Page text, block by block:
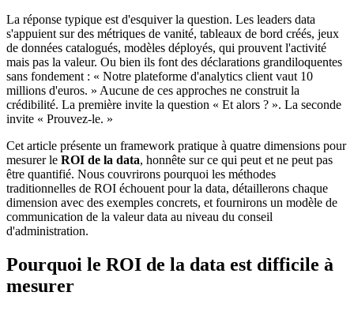
La réponse typique est d'esquiver la question. Les leaders data
s'appuient sur des métriques de vanité, tableaux de bord créés, jeux
de données catalogués, modèles déployés, qui prouvent l'activité
mais pas la valeur. Ou bien ils font des déclarations grandiloquentes
sans fondement : « Notre plateforme d'analytics client vaut 10
millions d'euros. » Aucune de ces approches ne construit la
crédibilité. La première invite la question « Et alors ? ». La seconde
invite « Prouvez-le. »
Cet article présente un framework pratique à quatre dimensions pour
mesurer le ROI de la data, honnête sur ce qui peut et ne peut pas
être quantifié. Nous couvrirons pourquoi les méthodes
traditionnelles de ROI échouent pour la data, détaillerons chaque
dimension avec des exemples concrets, et fournirons un modèle de
communication de la valeur data au niveau du conseil
d'administration.
Pourquoi le ROI de la data est difficile à
mesurer